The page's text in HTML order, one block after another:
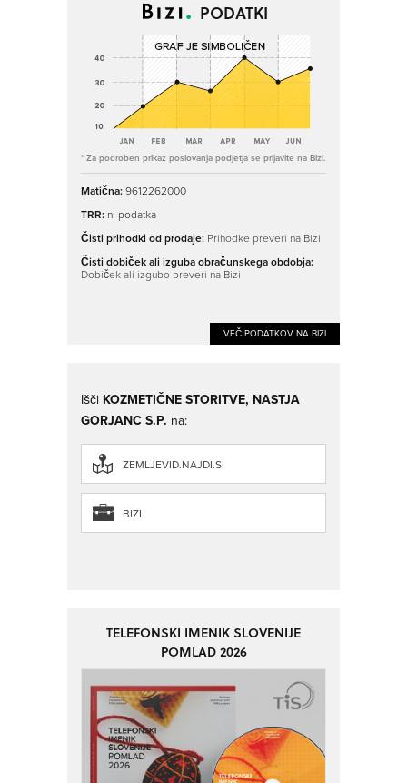
PODATKI
* Za podroben prikaz poslovanja podjetja se prijavite na Bizi.
Matična:9612262000
TRR: ni podatka
Čisti prihodki od prodaje: Prihodke preveri na Bizi
Čisti dobiček ali izguba obračunskega obdobja:
Dobiček ali izgubo preveri na Bizi
VEČ PODATKOV NA BIZI
Išči KOZMETIČNE STORITVE, NASTJA
GORJANC S.P. na:
ZEMLJEVID.NAJDI.SI
BIZI
TELEFONSKI IMENIK SLOVENIJE
POMLAD 2026